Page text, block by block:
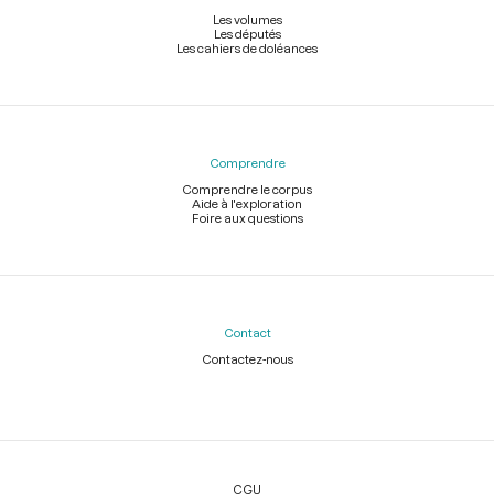
Les volumes
Les députés
Les cahiers de doléances
Comprendre
Comprendre le corpus
Aide à l'exploration
Foire aux questions
Contact
Contactez-nous
Légal
CGU